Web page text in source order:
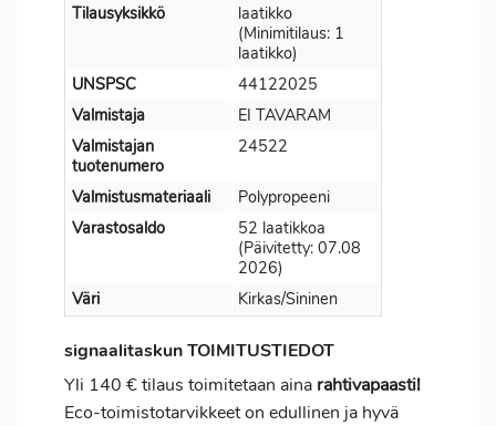
Tilausyksikkö
laatikko
(Minimitilaus: 1
laatikko)
UNSPSC
44122025
Valmistaja
EI TAVARAM
Valmistajan
tuotenumero
24522
Valmistusmateriaali
Polypropeeni
Varastosaldo
52 laatikkoa
(Päivitetty: 07.08
2026)
Väri
Kirkas/Sininen
signaalitaskun TOIMITUSTIEDOT
Yli 140 € tilaus toimitetaan aina rahtivapaasti!
Eco-toimistotarvikkeet on edullinen ja hyvä